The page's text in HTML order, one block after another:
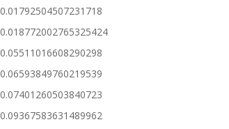
0.01792504507231718
0.018772002765325424
0.05511016608290298
0.06593849760219539
0.07401260503840723
0.09367583631489962